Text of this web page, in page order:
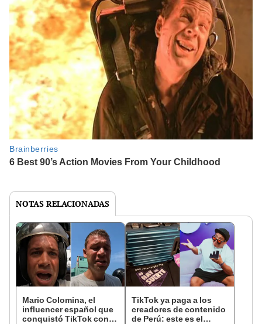
NOTAS RELACIONADAS
Mario Colomina, el
influencer español que
conquistó TikTok con
TikTok ya paga a los
creadores de contenido
de Perú: este es el